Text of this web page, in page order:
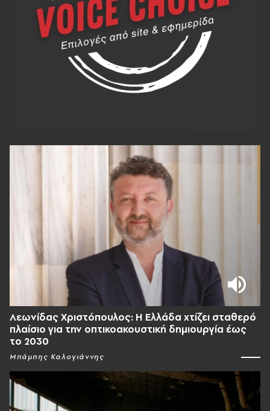
Λεωνίδας Χριστόπουλος: Η Ελλάδα χτίζει σταθερό
πλαίσιο για την οπτικοακουστική δημιουργία έως
το 2030
Μπάμπης Καλογιάννης